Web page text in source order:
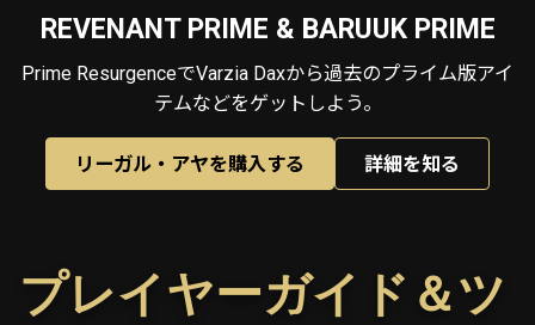
REVENANT PRIME & BARUUK PRIME
Prime ResurgenceでVarzia Daxから過去のプライム版アイ
テムなどをゲットしよう。
リーガル・アヤを購入する 詳細を知る
プレイヤーガイド＆ツ